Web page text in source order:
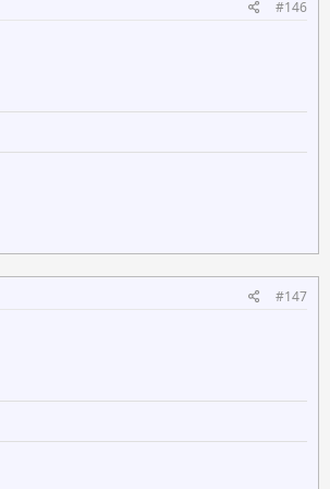
#146
#147